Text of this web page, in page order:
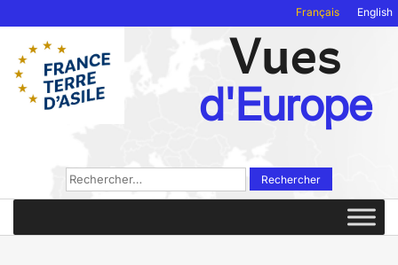
Français English
Vues
d'Europe
Rechercher :